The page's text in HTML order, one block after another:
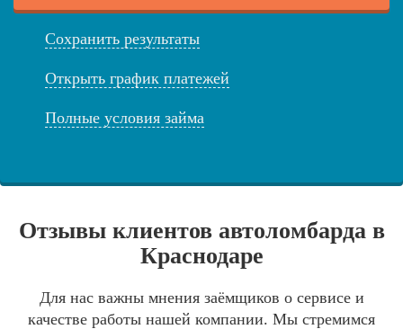
Сохранить результаты
Открыть график платежей
Полные условия займа
Отзывы клиентов автоломбарда в
Краснодаре
Для нас важны мнения заёмщиков о сервисе и
качестве работы нашей компании. Мы стремимся